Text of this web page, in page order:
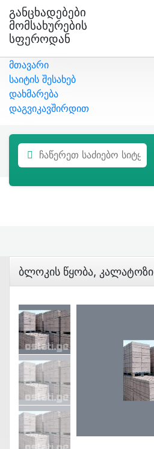
Განცხადებები
Მომსახურების
Სფეროდან
მთავარი
საიტის შესახებ
დახმარება
დაგვიკავშირდით
Ბლოკის Წყობა, Კალატოზი